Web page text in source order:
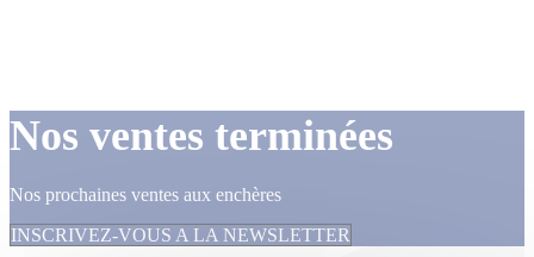
Nos ventes terminées
Nos prochaines ventes aux enchères
INSCRIVEZ-VOUS A LA NEWSLETTER